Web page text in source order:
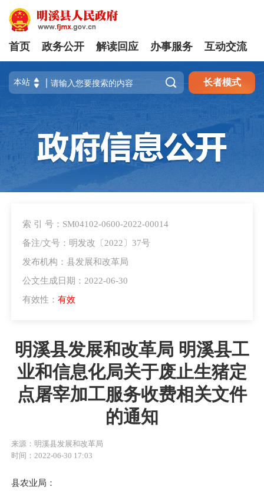
首页 政务公开 解读回应 办事服务 互动交流
 长者模式
索 引 号：SM04102-0600-2022-00014
备注/文号：明发改〔2022〕37号
发布机构：县发展和改革局
公文生成日期：2022-06-30
有效性： 有效
明溪县发展和改革局 明溪县工
业和信息化局关于废止生猪定
点屠宰加工服务收费相关文件
的通知
来源：明溪县发展和改革局
时间：2022-06-30 17:03
县农业局：